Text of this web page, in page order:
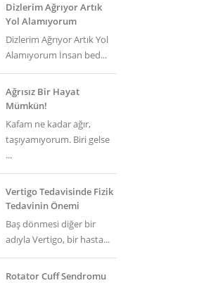
Dizlerim Ağrıyor Artık
Yol Alamıyorum
Dizlerim Ağrıyor Artık Yol
Alamıyorum İnsan bed...
Ağrısız Bir Hayat
Mümkün!
Kafam ne kadar ağır,
taşıyamıyorum. Biri gelse
...
Vertigo Tedavisinde Fizik
Tedavinin Önemi
Baş dönmesi diğer bir
adıyla Vertigo, bir hasta...
Rotator Cuff Sendromu